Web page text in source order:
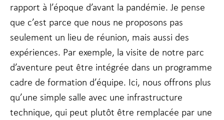
rapport à l’époque d’avant la pandémie. Je pense
que c’est parce que nous ne proposons pas
seulement un lieu de réunion, mais aussi des
expériences. Par exemple, la visite de notre parc
d’aventure peut être intégrée dans un programme
cadre de formation d’équipe. Ici, nous offrons plus
qu’une simple salle avec une infrastructure
technique, qui peut plutôt être remplacée par une